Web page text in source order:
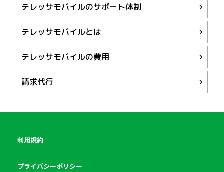
テレッサモバイルのサポート体制
テレッサモバイルとは
テレッサモバイルの費用
請求代行
利用規約
プライバシーポリシー